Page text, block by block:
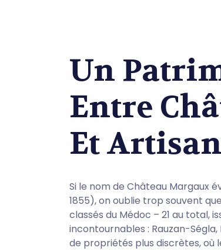
Un
Entre
Et
Si le nom de Château Margaux
1855), on oublie trop souvent
classés du Médoc – 21 au total,
incontournables : Rauzan-
de propriétés plus discrètes, où